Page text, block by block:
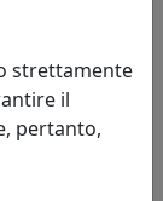
strettamente
il
pertanto,